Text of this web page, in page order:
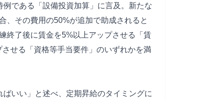
である「設備投資加算」に言及。新たな
、その費用の50%が追加で助成されると
終了後に賃金を5%以上アップさせる「賃
せる「資格等手当要件」のいずれかを満
いい」と述べ、定期昇給のタイミングに